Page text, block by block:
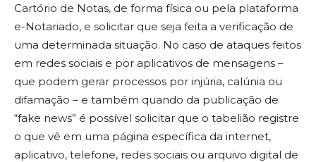
Cartório de Notas, de forma física ou pela plataforma
e-Notariado, e solicitar que seja feita a verificação de
uma determinada situação. No caso de ataques feitos
em redes sociais e por aplicativos de mensagens –
que podem gerar processos por injúria, calúnia ou
difamação – e também quando da publicação de
“fake news” é possível solicitar que o tabelião registre
o que vê em uma página específica da internet,
aplicativo, telefone, redes sociais ou arquivo digital de